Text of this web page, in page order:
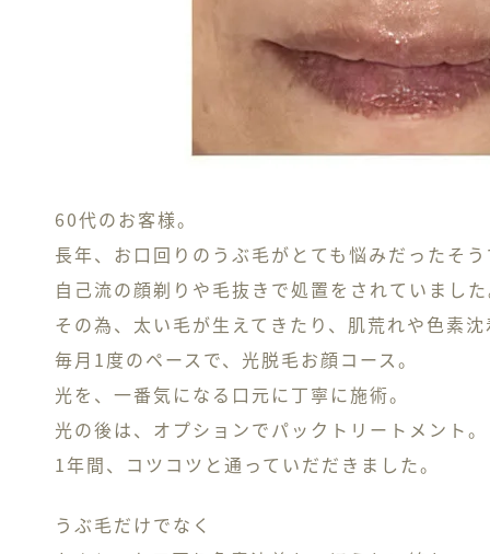
60代のお客様。
長年、お口回りのうぶ毛がとても悩みだったそ
自己流の顔剃りや毛抜きで処置をされていまし
その為、太い毛が生えてきたり、肌荒れや色素
毎月1度のペースで、光脱毛お顔コース。
光を、一番気になる口元に丁寧に施術。
光の後は、オプションでパックトリートメント。
1年間、コツコツと通っていだだきました。
うぶ毛だけでなく